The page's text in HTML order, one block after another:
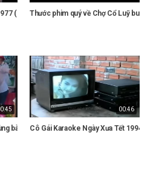
(Hà Nội, Quảng Ninh và Thái Bình)
Thước phim quý về Chợ Cổ Luỹ buổi
bài nhạc huyền thoại một thời
00:46
Cô Gái Karaoke Ngày Xưa Tết 1994